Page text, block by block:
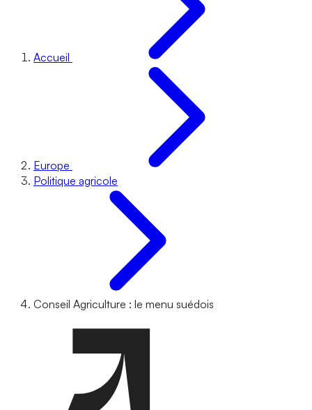
Accueil
Europe
Politique agricole
Conseil Agriculture : le menu suédois